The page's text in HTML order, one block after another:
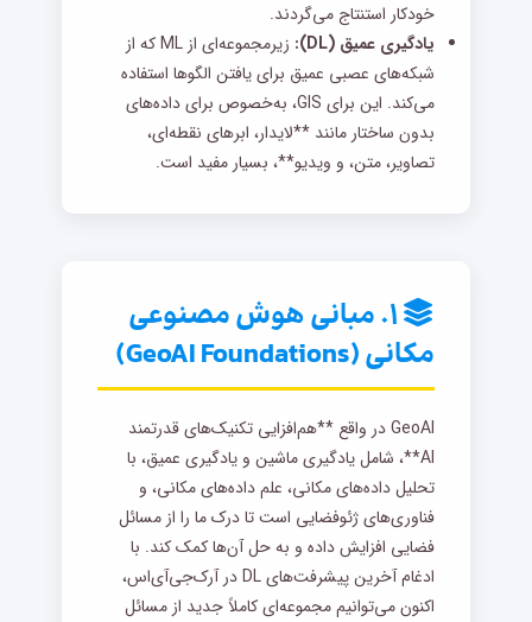
خودکار استنتاج می‌گردند.
یادگیری عمیق (DL):
زیرمجموعه‌ای از ML که از
شبکه‌های عصبی عمیق برای یافتن الگوها استفاده
می‌کند. این برای GIS، به‌خصوص برای داده‌های
بدون ساختار مانند **لایدار، ابرهای نقطه‌ای،
تصاویر، متن، و ویدیو**، بسیار مفید است.
۱. مبانی هوش مصنوعی
مکانی (GeoAI Foundations)
GeoAI در واقع **هم‌افزایی تکنیک‌های قدرتمند
AI**، شامل یادگیری ماشین و یادگیری عمیق، با
تحلیل داده‌های مکانی، علم داده‌های مکانی، و
فناوری‌های ژئوفضایی است تا درک ما را از مسائل
فضایی افزایش داده و به حل آن‌ها کمک کند. با
ادغام آخرین پیشرفت‌های DL در آرک‌جی‌آی‌اس،
اکنون می‌توانیم مجموعه‌ای کاملاً جدید از مسائل